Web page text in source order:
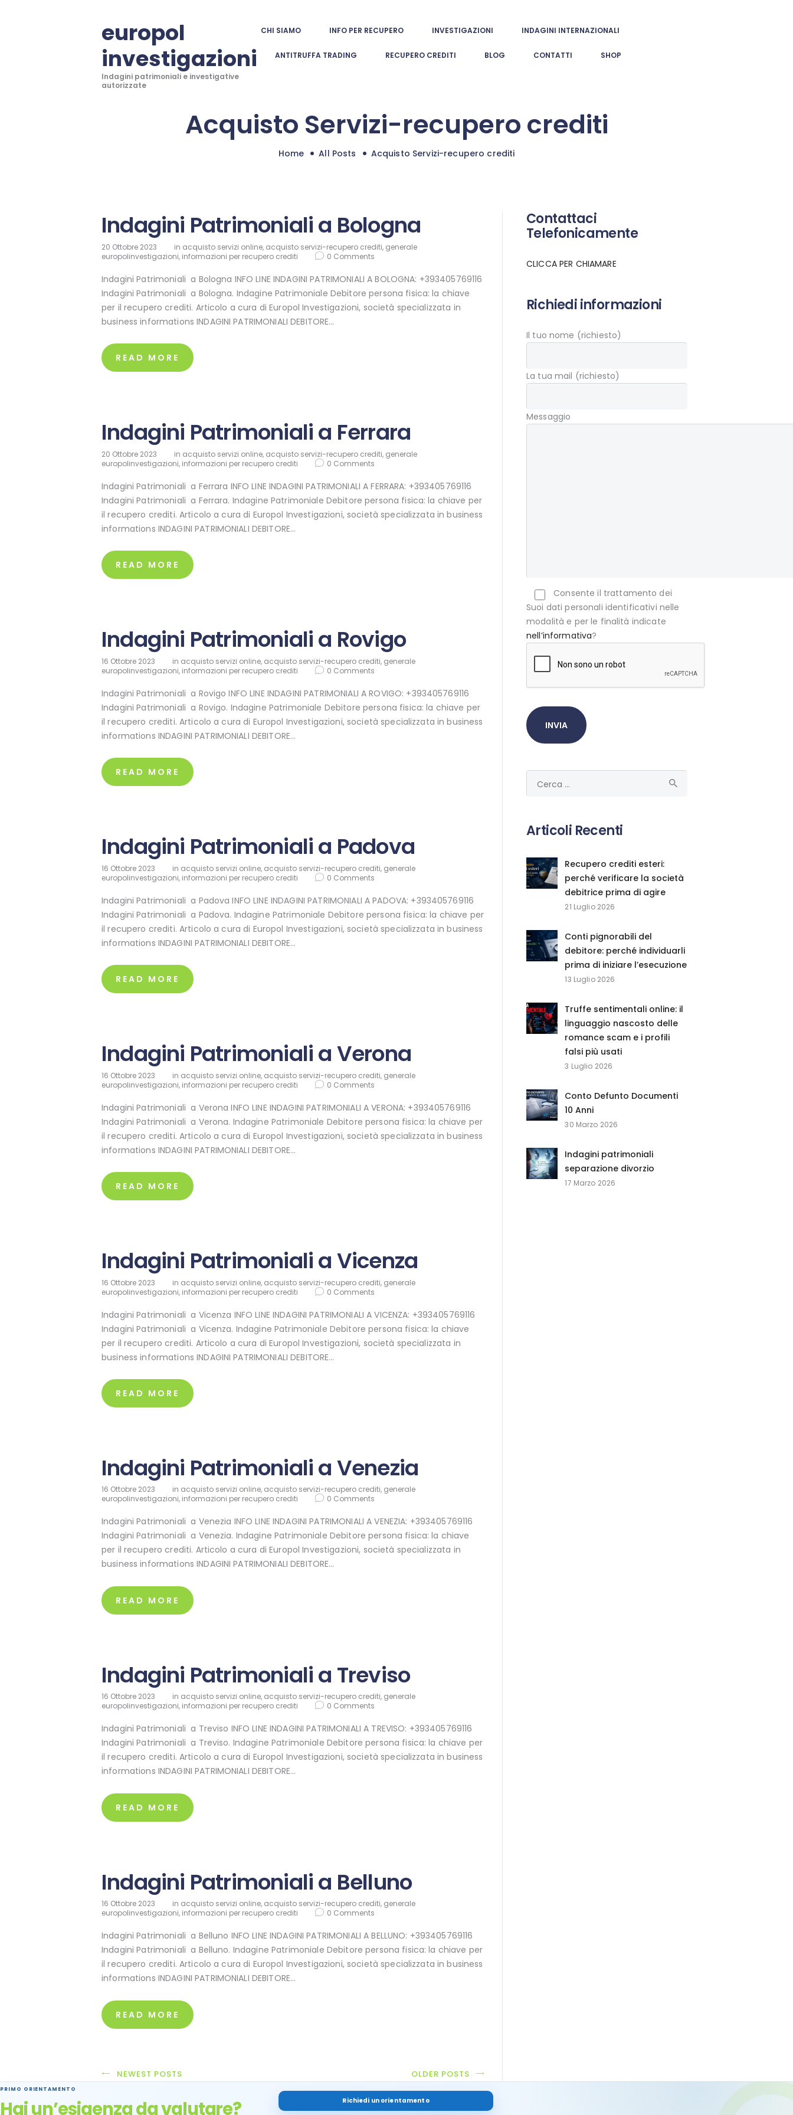
europol
investigazioni
Indagini patrimoniali e investigative
autorizzate
CHI SIAMO INFO PER RECUPERO INVESTIGAZIONI INDAGINI INTERNAZIONALI
ANTITRUFFA TRADING RECUPERO CREDITI BLOG CONTATTI SHOP
Acquisto Servizi-recupero crediti
Home All Posts Acquisto Servizi-recupero crediti
europol investigazioni
Indagini patrimoniali e investigative autorizzate
INDAGINI
INTERNAZIONALI
RECUPERO
CREDITI
BLOG
CONTATTI
Indagini Patrimoniali a Bologna
20 Ottobre 2023 in acquisto servizi online, acquisto servizi-recupero crediti, generale
europolinvestigazioni, informazioni per recupero crediti 0 Comments
Indagini Patrimoniali a Bologna INFO LINE INDAGINI PATRIMONIALI A BOLOGNA: +393405769116
Indagini Patrimoniali a Bologna. Indagine Patrimoniale Debitore persona fisica: la chiave
per il recupero crediti. Articolo a cura di Europol Investigazioni, società specializzata in
business informations INDAGINI PATRIMONIALI DEBITORE…
READ MORE
Indagini Patrimoniali a Ferrara
20 Ottobre 2023 in acquisto servizi online, acquisto servizi-recupero crediti, generale
europolinvestigazioni, informazioni per recupero crediti 0 Comments
Indagini Patrimoniali a Ferrara INFO LINE INDAGINI PATRIMONIALI A FERRARA: +393405769116
Indagini Patrimoniali a Ferrara. Indagine Patrimoniale Debitore persona fisica: la chiave per
il recupero crediti. Articolo a cura di Europol Investigazioni, società specializzata in business
informations INDAGINI PATRIMONIALI DEBITORE…
READ MORE
Indagini Patrimoniali a Rovigo
16 Ottobre 2023 in acquisto servizi online, acquisto servizi-recupero crediti, generale
europolinvestigazioni, informazioni per recupero crediti 0 Comments
Indagini Patrimoniali a Rovigo INFO LINE INDAGINI PATRIMONIALI A ROVIGO: +393405769116
Indagini Patrimoniali a Rovigo. Indagine Patrimoniale Debitore persona fisica: la chiave per
il recupero crediti. Articolo a cura di Europol Investigazioni, società specializzata in business
informations INDAGINI PATRIMONIALI DEBITORE…
READ MORE
Indagini Patrimoniali a Padova
16 Ottobre 2023 in acquisto servizi online, acquisto servizi-recupero crediti, generale
europolinvestigazioni, informazioni per recupero crediti 0 Comments
Indagini Patrimoniali a Padova INFO LINE INDAGINI PATRIMONIALI A PADOVA: +393405769116
Indagini Patrimoniali a Padova. Indagine Patrimoniale Debitore persona fisica: la chiave per
il recupero crediti. Articolo a cura di Europol Investigazioni, società specializzata in business
informations INDAGINI PATRIMONIALI DEBITORE…
READ MORE
Indagini Patrimoniali a Verona
16 Ottobre 2023 in acquisto servizi online, acquisto servizi-recupero crediti, generale
europolinvestigazioni, informazioni per recupero crediti 0 Comments
Indagini Patrimoniali a Verona INFO LINE INDAGINI PATRIMONIALI A VERONA: +393405769116
Indagini Patrimoniali a Verona. Indagine Patrimoniale Debitore persona fisica: la chiave per
il recupero crediti. Articolo a cura di Europol Investigazioni, società specializzata in business
informations INDAGINI PATRIMONIALI DEBITORE…
READ MORE
Indagini Patrimoniali a Vicenza
16 Ottobre 2023 in acquisto servizi online, acquisto servizi-recupero crediti, generale
europolinvestigazioni, informazioni per recupero crediti 0 Comments
Indagini Patrimoniali a Vicenza INFO LINE INDAGINI PATRIMONIALI A VICENZA: +393405769116
Indagini Patrimoniali a Vicenza. Indagine Patrimoniale Debitore persona fisica: la chiave
per il recupero crediti. Articolo a cura di Europol Investigazioni, società specializzata in
business informations INDAGINI PATRIMONIALI DEBITORE…
READ MORE
Indagini Patrimoniali a Venezia
16 Ottobre 2023 in acquisto servizi online, acquisto servizi-recupero crediti, generale
europolinvestigazioni, informazioni per recupero crediti 0 Comments
Indagini Patrimoniali a Venezia INFO LINE INDAGINI PATRIMONIALI A VENEZIA: +393405769116
Indagini Patrimoniali a Venezia. Indagine Patrimoniale Debitore persona fisica: la chiave
per il recupero crediti. Articolo a cura di Europol Investigazioni, società specializzata in
business informations INDAGINI PATRIMONIALI DEBITORE…
READ MORE
Indagini Patrimoniali a Treviso
16 Ottobre 2023 in acquisto servizi online, acquisto servizi-recupero crediti, generale
europolinvestigazioni, informazioni per recupero crediti 0 Comments
Indagini Patrimoniali a Treviso INFO LINE INDAGINI PATRIMONIALI A TREVISO: +393405769116
Indagini Patrimoniali a Treviso. Indagine Patrimoniale Debitore persona fisica: la chiave per
il recupero crediti. Articolo a cura di Europol Investigazioni, società specializzata in business
informations INDAGINI PATRIMONIALI DEBITORE…
READ MORE
Indagini Patrimoniali a Belluno
16 Ottobre 2023 in acquisto servizi online, acquisto servizi-recupero crediti, generale
europolinvestigazioni, informazioni per recupero crediti 0 Comments
Indagini Patrimoniali a Belluno INFO LINE INDAGINI PATRIMONIALI A BELLUNO: +393405769116
Indagini Patrimoniali a Belluno. Indagine Patrimoniale Debitore persona fisica: la chiave per
il recupero crediti. Articolo a cura di Europol Investigazioni, società specializzata in business
informations INDAGINI PATRIMONIALI DEBITORE…
READ MORE
NEWEST POSTS OLDER POSTS
Contattaci
Telefonicamente
CLICCA PER CHIAMARE
Richiedi informazioni
Il tuo nome (richiesto)
La tua mail (richiesto)
Messaggio
Consente il trattamento dei
Suoi dati personali identificativi nelle
modalità e per le finalità indicate
nell’informativa?
per:
Articoli Recenti
Recupero crediti esteri:
perché verificare la società
debitrice prima di agire
21 Luglio 2026
Conti pignorabili del
debitore: perché individuarli
prima di iniziare l’esecuzione
13 Luglio 2026
Truffe sentimentali online: il
linguaggio nascosto delle
romance scam e i profili
falsi più usati
3 Luglio 2026
Conto Defunto Documenti
10 Anni
30 Marzo 2026
Indagini patrimoniali
separazione divorzio
17 Marzo 2026
PRIMO ORIENTAMENTO
Hai un’esigenza da valutare? Richiedi un orientamento